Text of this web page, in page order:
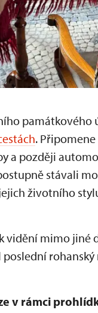
památkového
.
a později
stávali
životního
vidění mimo
v rámci